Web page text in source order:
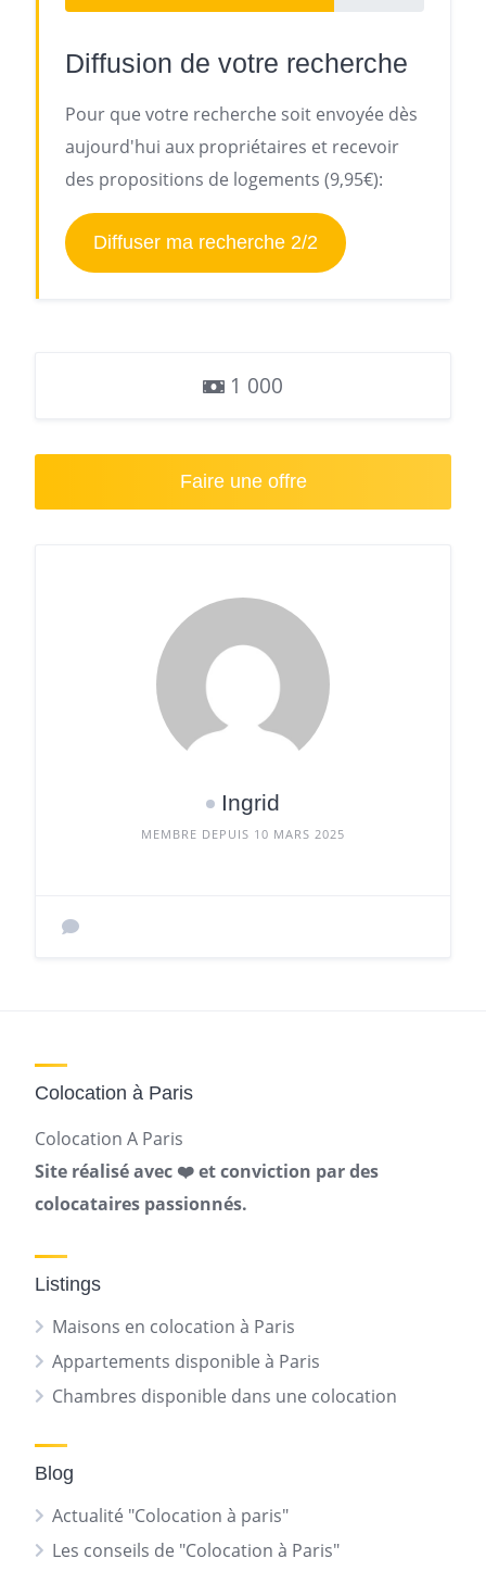
Diffusion de votre recherche
Pour que votre recherche soit envoyée dès
aujourd'hui aux propriétaires et recevoir
des propositions de logements (9,95€):
Diffuser ma recherche 2/2
1 000
Faire une offre
Ingrid
MEMBRE DEPUIS 10 MARS 2025
Colocation à Paris
Colocation A Paris
Site réalisé avec ❤️ et conviction par des
colocataires passionnés.
Listings
Maisons en colocation à Paris
Appartements disponible à Paris
Chambres disponible dans une colocation
Blog
Actualité "Colocation à paris"
Les conseils de "Colocation à Paris"